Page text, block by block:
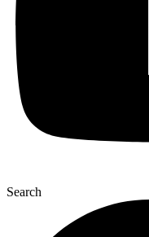
Search